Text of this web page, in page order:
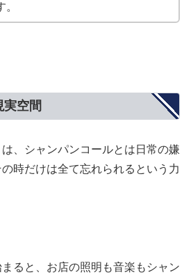
実空間
、シャンパンコールとは日常の嫌
時だけは全て忘れられるという力
ると、お店の照明も音楽もシャン